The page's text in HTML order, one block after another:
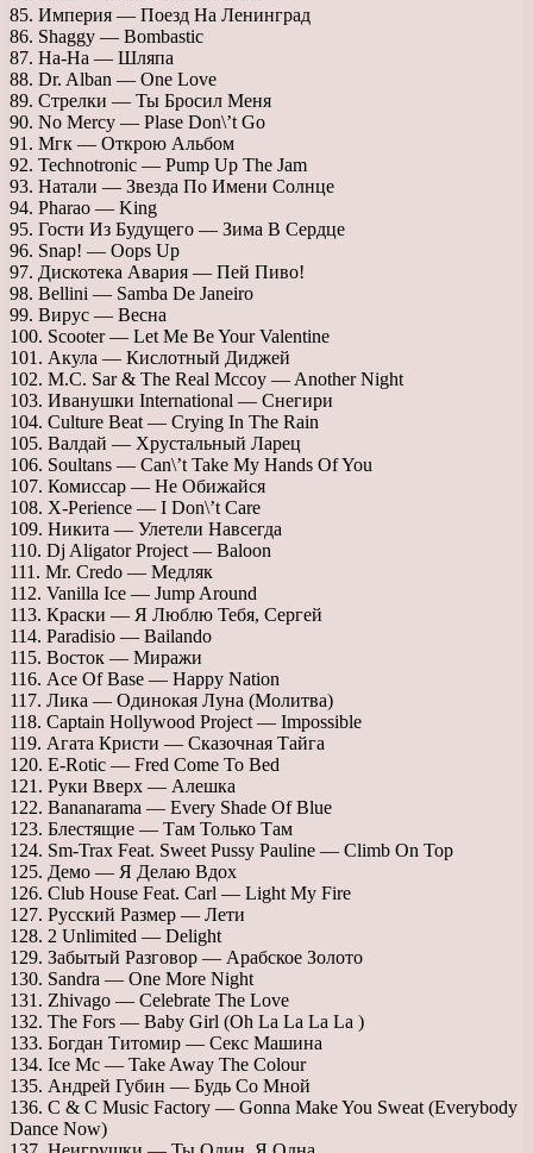
85. Империя — Поезд На Ленинград
86. Shaggy — Bombastic
87. На-На — Шляпа
88. Dr. Alban — One Love
89. Стрелки — Ты Бросил Меня
90. No Mercy — Plase Don\’t Go
91. Мгк — Открою Альбом
92. Technotronic — Pump Up The Jam
93. Натали — Звезда По Имени Солнце
94. Pharao — King
95. Гости Из Будущего — Зима В Сердце
96. Snap! — Oops Up
97. Дискотека Авария — Пей Пиво!
98. Bellini — Samba De Janeiro
99. Вирус — Весна
100. Scooter — Let Me Be Your Valentine
101. Акула — Кислотный Диджей
102. M.C. Sar & The Real Mccoy — Another Night
103. Иванушки International — Снегири
104. Culture Beat — Crying In The Rain
105. Валдай — Хрустальный Ларец
106. Soultans — Can\’t Take My Hands Of You
107. Комиссар — Не Обижайся
108. X-Perience — I Don\’t Care
109. Никита — Улетели Навсегда
110. Dj Aligator Project — Baloon
111. Mr. Credo — Медляк
112. Vanilla Ice — Jump Around
113. Краски — Я Люблю Тебя, Сергей
114. Paradisio — Bailando
115. Восток — Миражи
116. Ace Of Base — Happy Nation
117. Лика — Одинокая Луна (Молитва)
118. Captain Hollywood Project — Impossible
119. Агата Кристи — Сказочная Тайга
120. E-Rotic — Fred Come To Bed
121. Руки Вверх — Алешка
122. Bananarama — Every Shade Of Blue
123. Блестящие — Там Только Там
124. Sm-Trax Feat. Sweet Pussy Pauline — Climb On Top
125. Демо — Я Делаю Вдох
126. Club House Feat. Carl — Light My Fire
127. Русский Размер — Лети
128. 2 Unlimited — Delight
129. Забытый Разговор — Арабское Золото
130. Sandra — One More Night
131. Zhivago — Celebrate The Love
132. The Fors — Baby Girl (Oh La La La La )
133. Богдан Титомир — Секс Машина
134. Ice Mc — Take Away The Colour
135. Андрей Губин — Будь Со Мной
136. C & C Music Factory — Gonna Make You Sweat (Everybody
Dance Now)